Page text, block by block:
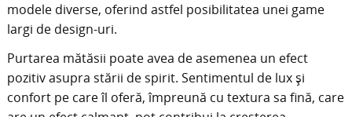
modele diverse, oferind astfel posibilitatea unei game
largi de design-uri.
Purtarea mătăsii poate avea de asemenea un efect
pozitiv asupra stării de spirit. Sentimentul de lux și
confort pe care îl oferă, împreună cu textura sa fină, care